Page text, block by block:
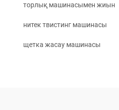
торлық машинасымен жиын
нитек твистинг машинасы
щетка жасау машинасы